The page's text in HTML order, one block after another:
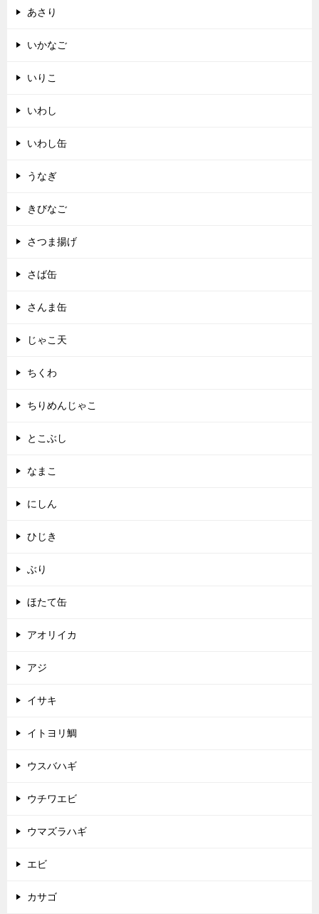
あさり
いかなご
いりこ
いわし
いわし缶
うなぎ
きびなご
さつま揚げ
さば缶
さんま缶
じゃこ天
ちくわ
ちりめんじゃこ
とこぶし
なまこ
にしん
ひじき
ぶり
ほたて缶
アオリイカ
アジ
イサキ
イトヨリ鯛
ウスバハギ
ウチワエビ
ウマズラハギ
エビ
カサゴ